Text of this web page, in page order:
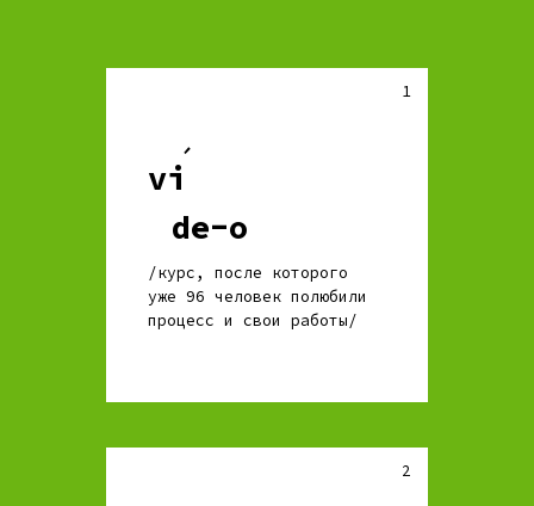
vi
⠀de-o
1
/курс, после которого
уже 96 человек полюбили
процесс и свои работы/
´
2